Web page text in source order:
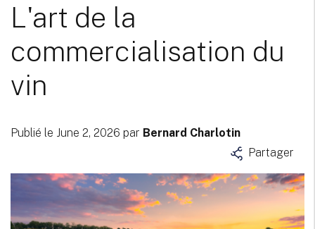
L'art de la
commercialisation du
vin
Publié le June 2, 2026 par Bernard Charlotin
Partager